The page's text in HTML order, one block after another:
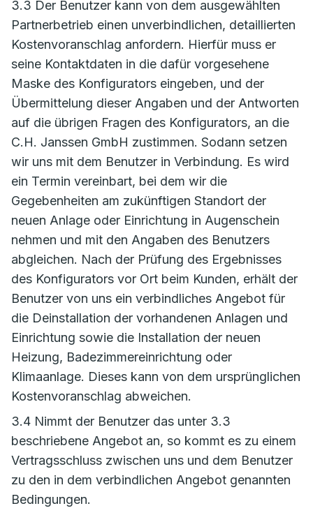
3.3 Der Benutzer kann von dem ausgewählten
Partnerbetrieb einen unverbindlichen, detaillierten
Kostenvoranschlag anfordern. Hierfür muss er
seine Kontaktdaten in die dafür vorgesehene
Maske des Konfigurators eingeben, und der
Übermittelung dieser Angaben und der Antworten
auf die übrigen Fragen des Konfigurators, an die
C.H. Janssen GmbH zustimmen. Sodann setzen
wir uns mit dem Benutzer in Verbindung. Es wird
ein Termin vereinbart, bei dem wir die
Gegebenheiten am zukünftigen Standort der
neuen Anlage oder Einrichtung in Augenschein
nehmen und mit den Angaben des Benutzers
abgleichen. Nach der Prüfung des Ergebnisses
des Konfigurators vor Ort beim Kunden, erhält der
Benutzer von uns ein verbindliches Angebot für
die Deinstallation der vorhandenen Anlagen und
Einrichtung sowie die Installation der neuen
Heizung, Badezimmereinrichtung oder
Klimaanlage. Dieses kann von dem ursprünglichen
Kostenvoranschlag abweichen.
3.4 Nimmt der Benutzer das unter 3.3
beschriebene Angebot an, so kommt es zu einem
Vertragsschluss zwischen uns und dem Benutzer
zu den in dem verbindlichen Angebot genannten
Bedingungen.